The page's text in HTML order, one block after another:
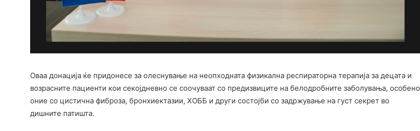
Оваа донација ќе придонесе за олеснување на неопходната физикална респираторна терапија за децата и
возрасните пациенти кои секојдневно се соочуваат со предизвиците на белодробните заболувања, особено
оние со цистична фиброза, бронхиектазии, ХОББ и други состојби со задржување на густ секрет во
дишните патишта.